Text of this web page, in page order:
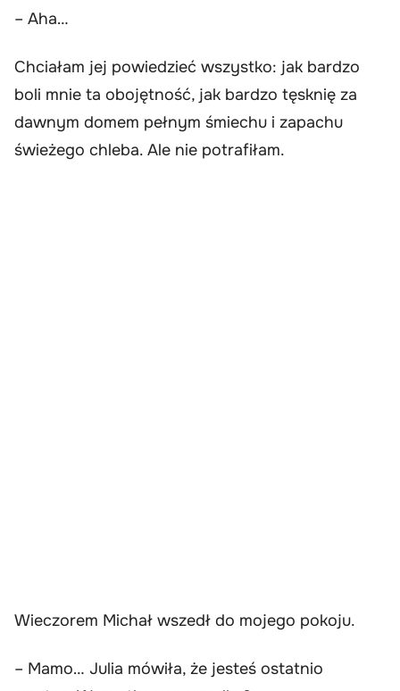
– Aha…
Chciałam jej powiedzieć wszystko: jak bardzo
boli mnie ta obojętność, jak bardzo tęsknię za
dawnym domem pełnym śmiechu i zapachu
świeżego chleba. Ale nie potrafiłam.
Wieczorem Michał wszedł do mojego pokoju.
– Mamo… Julia mówiła, że jesteś ostatnio